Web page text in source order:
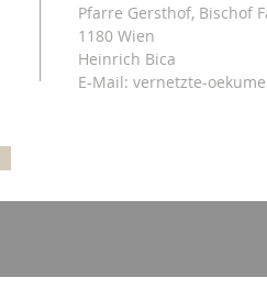
Pfarre Gersthof, Bischof
1180 Wien
Heinrich Bica
E-Mail: vernetzte-